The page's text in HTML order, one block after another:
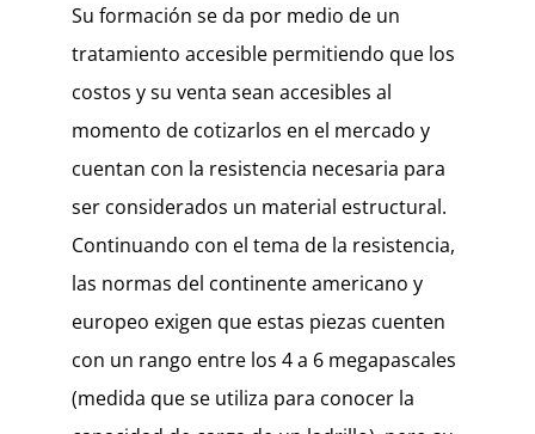
Su formación se da por medio de un
tratamiento accesible permitiendo que los
costos y su venta sean accesibles al
momento de cotizarlos en el mercado y
cuentan con la resistencia necesaria para
ser considerados un material estructural.
Continuando con el tema de la resistencia,
las normas del continente americano y
europeo exigen que estas piezas cuenten
con un rango entre los 4 a 6 megapascales
(medida que se utiliza para conocer la